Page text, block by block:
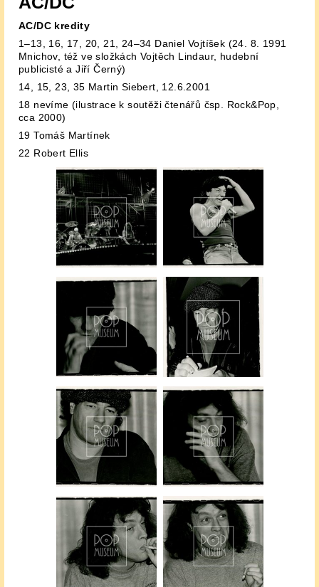
AC/DC kredity
1–13, 16, 17, 20, 21, 24–34 Daniel Vojtíšek (24. 8. 1991
Mnichov, též ve složkách Vojtěch Lindaur, hudební
publicisté a Jiří Černý)
14, 15, 23, 35 Martin Siebert, 12.6.2001
18 nevíme (ilustrace k soutěži čtenářů čsp. Rock&Pop,
cca 2000)
19 Tomáš Martínek
22 Robert Ellis